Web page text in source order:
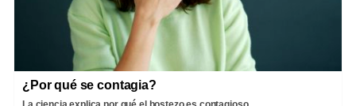
¿Por qué se contagia?